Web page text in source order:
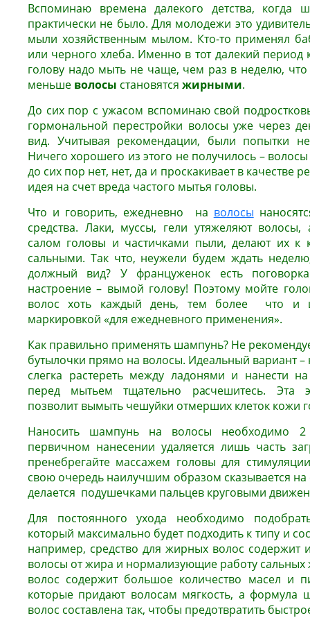
Вспоминаю времена далекого детства, когда
практически не было. Для молодежи это
мыли хозяйственным мылом. Кто-то применял
или черного хлеба. Именно в тот далекий период
голову надо мыть не чаще, чем раз в неделю,
меньше волосы становятся жирными.
До сих пор с ужасом вспоминаю свой
гормональной перестройки волосы уже через
вид. Учитывая рекомендации, были попытки
Ничего хорошего из этого не получилось –
до сих пор нет, нет, да и проскакивает в качестве
идея на счет вреда частого мытья головы.
Что и говорить, ежедневно на волосы
средства. Лаки, муссы, гели утяжеляют
салом головы и частичками пыли, делают их к
сальными. Так что, неужели будем ждать
должный вид? У француженок есть
настроение – вымой голову! Поэтому мойте
волос хоть каждый день, тем более что и
маркировкой «для ежедневного применения».
Как правильно применять шампунь? Не
бутылочки прямо на волосы. Идеальный вариант
слегка растереть между ладонями и нанести
перед мытьем тщательно расчешитесь. Эта
позволит вымыть чешуйки отмерших клеток кожи
Наносить шампунь на волосы необходимо
первичном нанесении удаляется лишь часть
пренебрегайте массажем головы для
свою очередь наилучшим образом сказывается
делается подушечками пальцев круговыми
Для постоянного ухода необходимо
который максимально будет подходить к типу и
например, средство для жирных волос
волосы от жира и нормализующие работу сальных
волос содержит большое количество масел и
которые придают волосам мягкость, а формула
волос составлена так, чтобы предотвратить